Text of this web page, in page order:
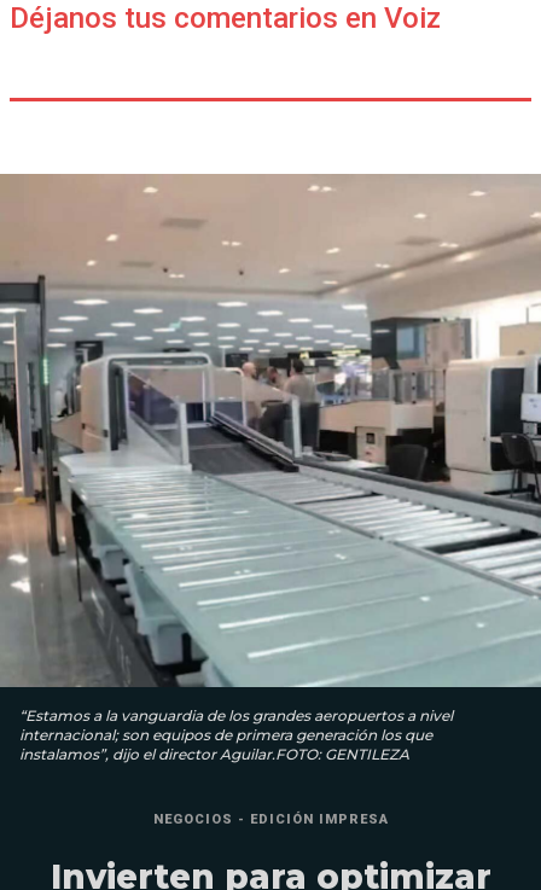
Déjanos tus comentarios en Voiz
“Estamos a la vanguardia de los grandes aeropuertos a nivel
internacional; son equipos de primera generación los que
instalamos”, dijo el director Aguilar.FOTO: GENTILEZA
NEGOCIOS - EDICIÓN IMPRESA
Invierten para optimizar